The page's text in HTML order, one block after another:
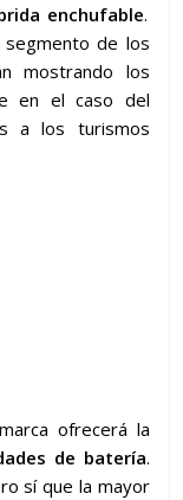
enchufable.
segmento de los
mostrando los
en el caso del
a los turismos
ofrecerá la
de batería.
sí que la mayor